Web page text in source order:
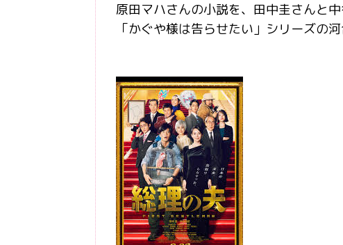
原田マハさんの小説を、田中圭さんと
「かぐや様は告らせたい」シリーズの